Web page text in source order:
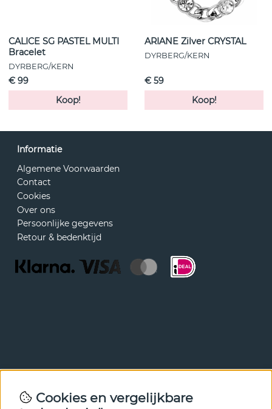
CALICE SG PASTEL MULTI
Bracelet
DYRBERG/KERN
€ 99
Koop!
ARIANE Zilver CRYSTAL
DYRBERG/KERN
€ 59
Koop!
Informatie
Algemene Voorwaarden
Contact
Cookies
Over ons
Persoonlijke gegevens
Retour & bedenktijd
Met onze nieuwsbrief ben je als eerste op de hoogte van
Cookies en vergelijkbare